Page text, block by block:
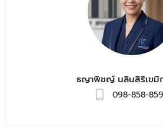
ธญาพิชญ์ นลินสิริเขมิ
098-858-